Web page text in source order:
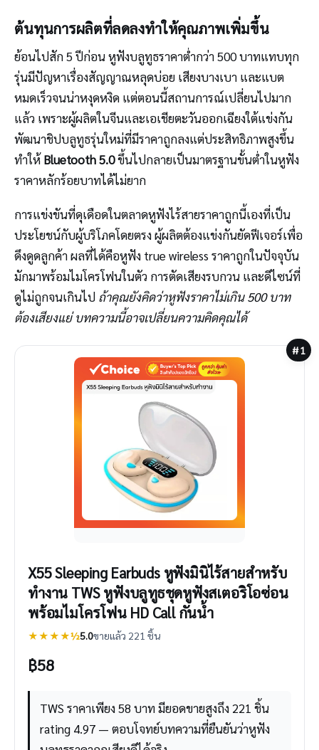
ต้นทุนการผลิตที่ลดลงทำให้คุณภาพเพิ่มขึ้น
ย้อนไปสัก 5 ปีก่อน หูฟังบลูทูธราคาต่ำกว่า 500 บาทแทบทุก
รุ่นมีปัญหาเรื่องสัญญาณหลุดบ่อย เสียงบางเบา และแบต
หมดเร็วจนน่าหงุดหงิด แต่ตอนนี้สถานการณ์เปลี่ยนไปมาก
แล้ว เพราะผู้ผลิตในจีนและเอเชียตะวันออกเฉียงใต้แข่งกัน
พัฒนาชิปบลูทูธรุ่นใหม่ที่มีราคาถูกลงแต่ประสิทธิภาพสูงขึ้น
ทำให้ Bluetooth 5.0ขึ้นไปกลายเป็นมาตรฐานขั้นต่ำในหูฟัง
ราคาหลักร้อยบาทได้ไม่ยาก
การแข่งขันที่ดุเดือดในตลาดหูฟังไร้สายราคาถูกนี้เองที่เป็น
ประโยชน์กับผู้บริโภคโดยตรง ผู้ผลิตต้องแข่งกันยัดฟีเจอร์เพื่อ
ดึงดูดลูกค้า ผลที่ได้คือหูฟัง true wireless ราคาถูกในปัจจุบัน
มักมาพร้อมไมโครโฟนในตัว การตัดเสียงรบกวน และดีไซน์ที่
ดูไม่ถูกจนเกินไป ถ้าคุณยังคิดว่าหูฟังราคาไม่เกิน 500 บาท
ต้องเสียงแย่ บทความนี้อาจเปลี่ยนความคิดคุณได้
#1
X55 Sleeping Earbuds หูฟังมินิไร้สายสำหรับ
ทำงาน TWS หูฟังบลูทูธชุดหูฟังสเตอริโอซ่อน
พร้อมไมโครโฟน HD Call กันน้ำ
★★★★½5.0ขายแล้ว 221 ชิ้น
฿58
TWS ราคาเพียง 58 บาท มียอดขายสูงถึง 221 ชิ้น
rating 4.97 — ตอบโจทย์บทความที่ยืนยันว่าหูฟัง